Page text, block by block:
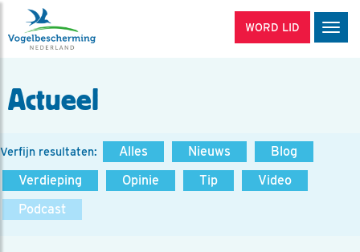
WORD LID
Actueel
Verfijn resultaten: Alles Nieuws
Blog
Verdieping
Opinie Tip
Video
Podcast